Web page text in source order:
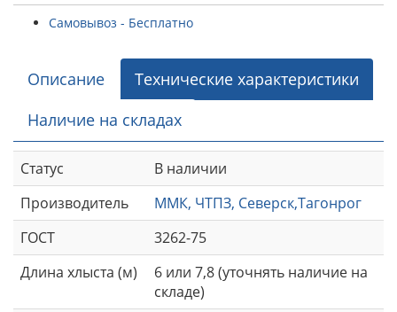
Самовывоз - Бесплатно
Описание
Технические характеристики
Наличие на складах
Статус
В наличии
Производитель
ММК, ЧТПЗ, Северск,Тагонрог
ГОСТ
3262-75
Длина хлыста (м)
6 или 7,8 (уточнять наличие на
складе)